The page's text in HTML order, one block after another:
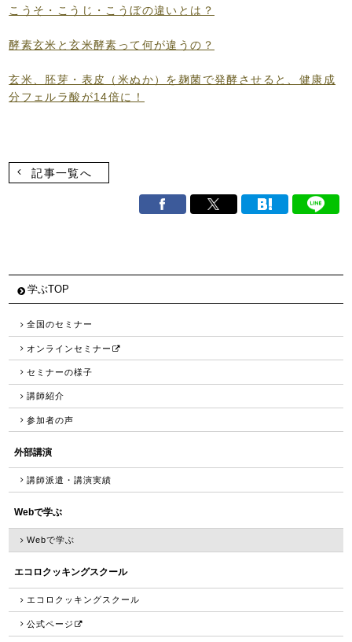
こうそ・こうじ・こうぼの違いとは？
酵素玄米と玄米酵素って何が違うの？
玄米、胚芽・表皮（米ぬか）を麹菌で発酵させると、健康成
分フェルラ酸が14倍に！
記事一覧へ
学ぶTOP
全国のセミナー
オンラインセミナー
セミナーの様子
講師紹介
参加者の声
外部講演
講師派遣・講演実績
Webで学ぶ
Webで学ぶ
エコロクッキングスクール
エコロクッキングスクール
公式ページ